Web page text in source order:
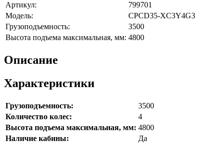
Артикул:
799701
Модель:
CPCD35-XC3Y4G3
Грузоподъемность:
3500
Высота подъема максимальная, мм: 4800
Описание
Характеристики
Грузоподъемность:
3500
Количество колес:
4
Высота подъема максимальная, мм: 4800
Наличие кабины:
Да